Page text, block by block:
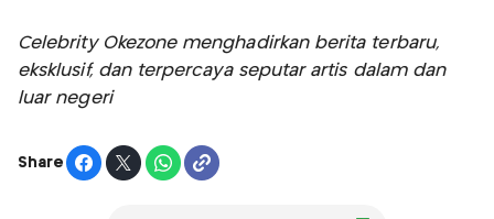
Celebrity Okezone menghadirkan berita terbaru,
eksklusif, dan terpercaya seputar artis dalam dan
luar negeri
Share